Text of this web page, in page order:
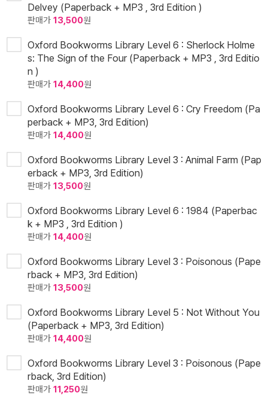
Delvey (Paperback + MP3 , 3rd Edition )
판매가 13,500원
Oxford Bookworms Library Level 6 : Sherlock Holme
s: The Sign of the Four (Paperback + MP3 , 3rd Editio
n )
판매가 14,400원
Oxford Bookworms Library Level 6 : Cry Freedom (Pa
perback + MP3, 3rd Edition)
판매가 14,400원
Oxford Bookworms Library Level 3 : Animal Farm (Pap
erback + MP3, 3rd Edition)
판매가 13,500원
Oxford Bookworms Library Level 6 : 1984 (Paperbac
k + MP3 , 3rd Edition )
판매가 14,400원
Oxford Bookworms Library Level 3 : Poisonous (Pape
rback + MP3, 3rd Edition)
판매가 13,500원
Oxford Bookworms Library Level 5 : Not Without You
(Paperback + MP3, 3rd Edition)
판매가 14,400원
Oxford Bookworms Library Level 3 : Poisonous (Pape
rback, 3rd Edition)
판매가 11,250원